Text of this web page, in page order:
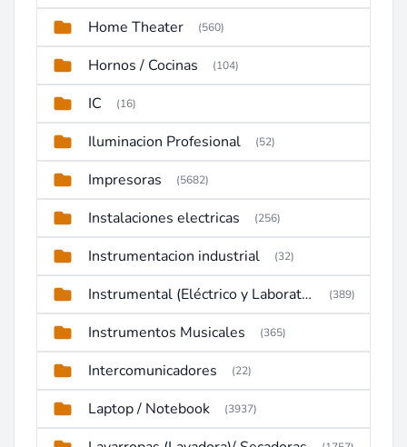
Home Theater (560)
Hornos / Cocinas (104)
IC (16)
Iluminacion Profesional (52)
Impresoras (5682)
Instalaciones electricas (256)
Instrumentacion industrial (32)
Instrumental (Eléctrico y Laboratorio) (389)
Instrumentos Musicales (365)
Intercomunicadores (22)
Laptop / Notebook (3937)